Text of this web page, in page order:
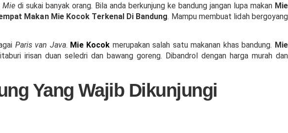
Miedi sukai banyak orang. Bila anda berkunjung ke bandung jangan lupa makan Mie
Makan Mie Kocok Terkenal Di Bandung. Mampu membuat lidah bergoyang
Paris van Java. Mie Kocok merupakan salah satu makanan khas bandung. Mie
irisan duan seledri dan bawang goreng. Dibandrol dengan harga murah dan
Yang Wajib Dikunjungi